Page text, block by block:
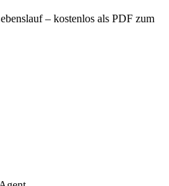
– kostenlos als PDF zum